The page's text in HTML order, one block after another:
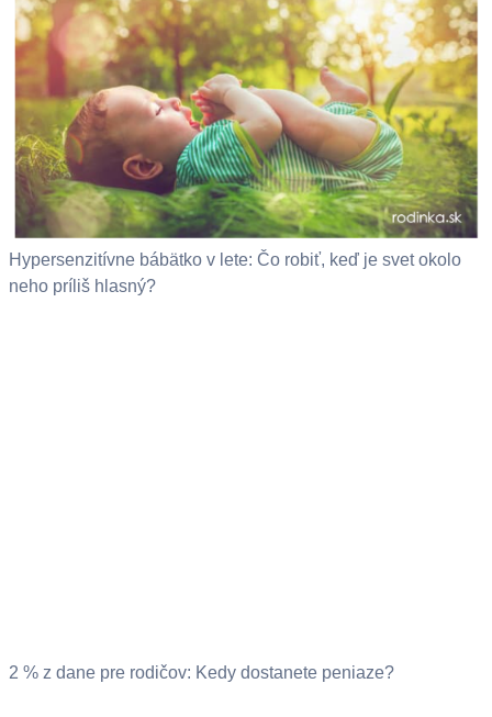
Hypersenzitívne bábätko v lete: Čo robiť, keď je svet okolo
neho príliš hlasný?
2 % z dane pre rodičov: Kedy dostanete peniaze?